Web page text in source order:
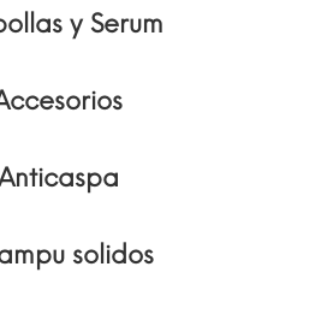
y Serum
solidos